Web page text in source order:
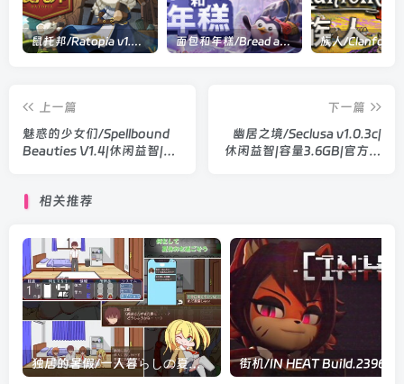
鼠托邦/Ratopia v1.0.0530|策略模拟|容量2.9GB|官方中文版 面包和年糕/Bread and Fred Build.21411256|动作冒险|容量1.1GB|官方中文版
上一篇
魅惑的少女们/Spellbound
Beauties V1.4|休闲益智|容
下一篇
幽居之境/Seclusa v1.0.3c|
休闲益智|容量3.6GB|官方中
相关推荐
独居的暑假/一人暮らしの夏休み V1.0|休闲益智|容量536MB|汉化版